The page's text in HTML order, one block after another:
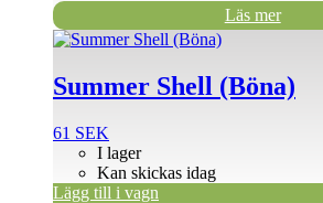
Läs mer
Summer Shell (Böna)
61 SEK
I lager
Kan skickas idag
Lägg till i vagn